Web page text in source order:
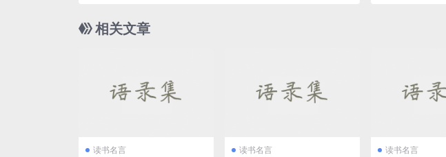
相关文章
读书名言 读书名言 读书名言